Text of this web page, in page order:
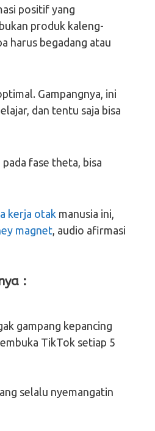
positif yang
produk kaleng-
harus begadang atau
Gampangnya, ini
dan tentu saja bisa
pada fase theta, bisa
kerja otak manusia ini,
magnet, audio afirmasi
:
gampang kepancing
TikTok setiap 5
selalu nyemangatin